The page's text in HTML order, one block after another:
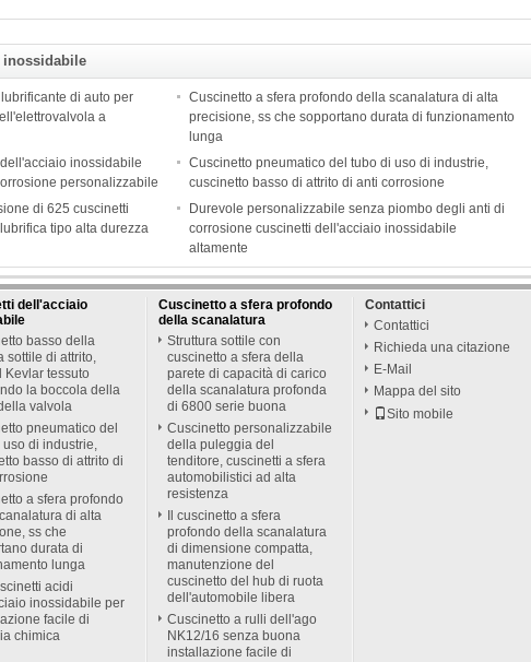
inossidabile
di auto per
a
Cuscinetto a sfera profondo della scanalatura di alta
precisione, ss che sopportano durata di funzionamento
lunga
inossidabile
personalizzabile
Cuscinetto pneumatico del tubo di uso di industrie,
cuscinetto basso di attrito di anti corrosione
di 625 cuscinetti
tipo alta durezza
Durevole personalizzabile senza piombo degli anti di
corrosione cuscinetti dell'acciaio inossidabile
altamente
dell'acciaio
basso della
sottile di attrito,
Kevlar tessuto
la boccola della
valvola
pneumatico del
uso di industrie,
basso di attrito di
a sfera profondo
di alta
ss che
durata di
lunga
acidi
inossidabile per
facile di
chimica
Cuscinetto a sfera profondo
della scanalatura
Struttura sottile con
cuscinetto a sfera della
parete di capacità di carico
della scanalatura profonda
di 6800 serie buona
Cuscinetto personalizzabile
della puleggia del
tenditore, cuscinetti a sfera
automobilistici ad alta
resistenza
Il cuscinetto a sfera
profondo della scanalatura
di dimensione compatta,
manutenzione del
cuscinetto del hub di ruota
dell'automobile libera
Cuscinetto a rulli dell'ago
NK12/16 senza buona
installazione facile di
Contattici
Contattici
Richieda una citazione
E-Mail
Mappa del sito
Sito mobile